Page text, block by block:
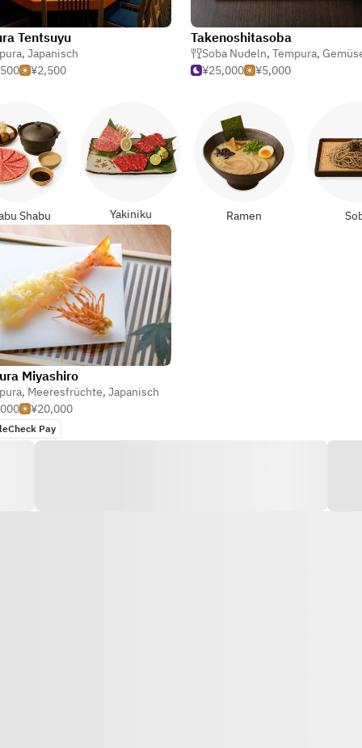
Tentsuyu
, Japanisch
¥2,500
Takenoshitasoba
Soba Nudeln, Tempura,
¥25,000
¥5,000
Shabu Yakiniku Ramen
,Tempura
Miyashiro
, Meeresfrüchte, Japanisch
¥20,000
Pay